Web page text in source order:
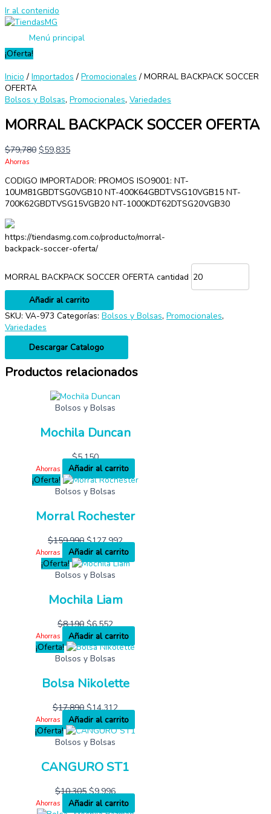
Ir al contenido
Menú principal
¡Oferta!
Inicio / Importados / Promocionales / MORRAL BACKPACK SOCCER
OFERTA
Bolsos y Bolsas, Promocionales, Variedades
MORRAL BACKPACK SOCCER OFERTA
$79,780 $59,835
Ahorras
CODIGO IMPORTADOR: PROMOS ISO9001: NT-
10UM81GBDTSG0VGB10 NT-400K64GBDTVSG10VGB15 NT-
700K62GBDTVSG15VGB20 NT-1000KDT62DTSG20VGB30
https://tiendasmg.com.co/producto/morral-
backpack-soccer-oferta/
MORRAL BACKPACK SOCCER OFERTA cantidad
Añadir al carrito
SKU: VA-973 Categorías: Bolsos y Bolsas, Promocionales,
Variedades
Descargar Catalogo
Productos relacionados
Bolsos y Bolsas
Mochila Duncan
$5,150
Ahorras
Añadir al carrito
¡Oferta!
Bolsos y Bolsas
Morral Rochester
$159,990 $127,992
Ahorras
Añadir al carrito
¡Oferta!
Bolsos y Bolsas
Mochila Liam
$8,190 $6,552
Ahorras
Añadir al carrito
¡Oferta!
Bolsos y Bolsas
Bolsa Nikolette
$17,890 $14,312
Ahorras
Añadir al carrito
¡Oferta!
Bolsos y Bolsas
CANGURO ST1
$10,305 $9,996
Ahorras Añadir al carrito